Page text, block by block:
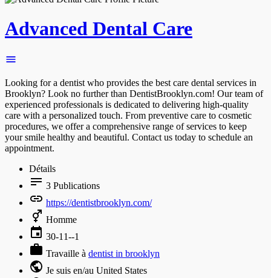
Advanced Dental Care
Looking for a dentist who provides the best care dental services in
Brooklyn? Look no further than DentistBrooklyn.com! Our team of
experienced professionals is dedicated to delivering high-quality
care with a personalized touch. From preventive care to cosmetic
procedures, we offer a comprehensive range of services to keep
your smile healthy and beautiful. Contact us today to schedule an
appointment.
Détails
3 Publications
https://dentistbrooklyn.com/
Homme
30-11--1
Travaille à dentist in brooklyn
Je suis en/au United States